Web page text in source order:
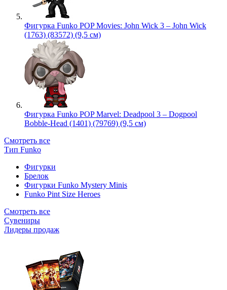
Фигурка Funko POP Movies: John Wick 3 – John Wick
(1763) (83572) (9,5 см)
Фигурка Funko POP Marvel: Deadpool 3 – Dogpool
Bobble-Head (1401) (79769) (9,5 см)
Смотреть все
Тип Funko
Фигурки
Брелок
Фигурки Funko Mystery Minis
Funko Pint Size Heroes
Смотреть все
Сувениры
Лидеры продаж